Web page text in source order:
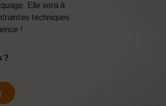
Elle sera à
techniques
!
?